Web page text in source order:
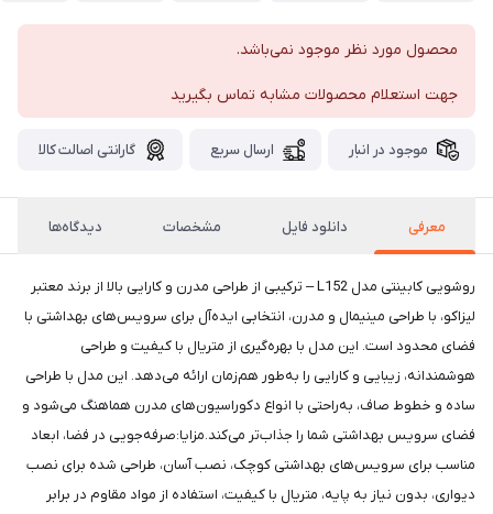
محصول مورد نظر موجود نمی‌باشد.
جهت استعلام محصولات مشابه تماس بگیرید
موجود در انبار ارسال سریع گارانتی اصالت کالا
معرفی دانلود فایل مشخصات دیدگاه‌ها
روشویی کابینتی مدل L152 – ترکیبی از طراحی مدرن و کارایی بالا از برند معتبر
لیزاکو، با طراحی مینیمال و مدرن، انتخابی ایده‌آل برای سرویس‌های بهداشتی با
فضای محدود است. این مدل با بهره‌گیری از متریال با کیفیت و طراحی
هوشمندانه، زیبایی و کارایی را به‌طور هم‌زمان ارائه می‌دهد. این مدل با طراحی
ساده و خطوط صاف، به‌راحتی با انواع دکوراسیون‌های مدرن هماهنگ می‌شود و
فضای سرویس بهداشتی شما را جذاب‌تر می‌کند.مزایا:صرفه‌جویی در فضا، ابعاد
مناسب برای سرویس‌های بهداشتی کوچک، نصب آسان، طراحی شده برای نصب
دیواری، بدون نیاز به پایه، متریال با کیفیت، استفاده از مواد مقاوم در برابر